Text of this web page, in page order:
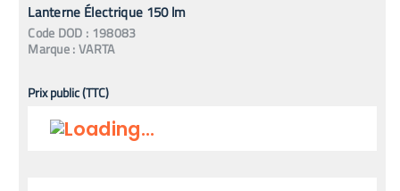
Lanterne Électrique 150 lm
Code DOD : 198083
Marque :VARTA
Prix public (TTC)